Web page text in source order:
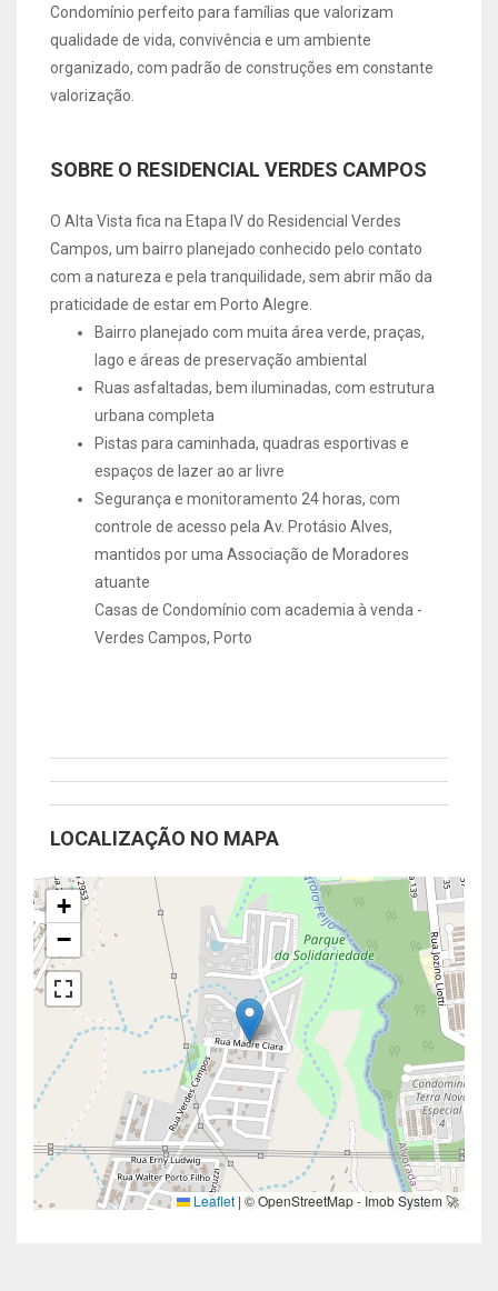
Condomínio perfeito para famílias que valorizam
qualidade de vida, convivência e um ambiente
organizado, com padrão de construções em constante
valorização.
SOBRE O RESIDENCIAL VERDES CAMPOS
O Alta Vista fica na Etapa IV do Residencial Verdes
Campos, um bairro planejado conhecido pelo contato
com a natureza e pela tranquilidade, sem abrir mão da
praticidade de estar em Porto Alegre.
Bairro planejado com muita área verde, praças,
lago e áreas de preservação ambiental
Ruas asfaltadas, bem iluminadas, com estrutura
urbana completa
Pistas para caminhada, quadras esportivas e
espaços de lazer ao ar livre
Segurança e monitoramento 24 horas, com
controle de acesso pela Av. Protásio Alves,
mantidos por uma Associação de Moradores
atuante
Casas de Condomínio com academia à venda -
Verdes Campos, Porto
LOCALIZAÇÃO NO MAPA
+
−
Leaflet | © OpenStreetMap - Imob System 🚀